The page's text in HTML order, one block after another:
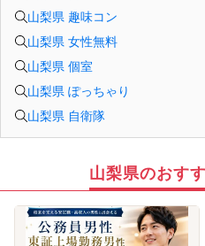
山梨県 趣味コン
山梨県 女性無料
山梨県 個室
山梨県 ぽっちゃり
山梨県 自衛隊
山梨県のおす